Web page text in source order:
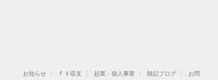
お知らせ ＦＸ収支 起業・個人事業 雑記ブログ
お問